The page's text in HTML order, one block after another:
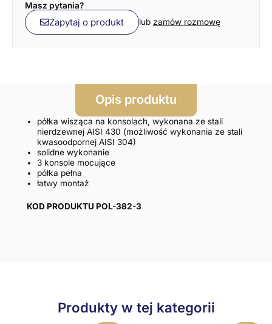
Masz pytania?
Zapytaj o produkt lub zamów rozmowę
Opis produktu
półka wisząca na konsolach, wykonana ze stali
nierdzewnej AISI 430 (możliwość wykonania ze stali
kwasoodpornej AISI 304)
solidne wykonanie
3 konsole mocujące
półka pełna
łatwy montaż
KOD PRODUKTU POL-382-3
Produkty w tej kategorii